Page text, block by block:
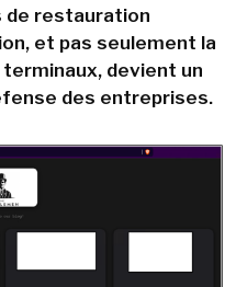
de restauration
et pas seulement la
devient un
des entreprises.